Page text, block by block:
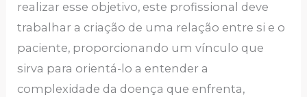
realizar esse objetivo, este profissional deve
trabalhar a criação de uma relação entre si e o
paciente, proporcionando um vínculo que
sirva para orientá-lo a entender a
complexidade da doença que enfrenta,